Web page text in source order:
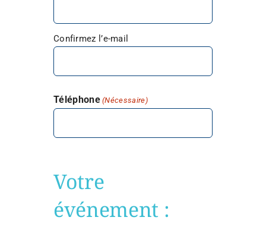
Confirmez l’e-mail
Téléphone (Nécessaire)
Votre
événement :